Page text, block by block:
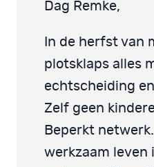
Dag Remke,
In de herfst van
plotsklaps alles
echtscheiding
Zelf geen
Beperkt
werkzaam leven